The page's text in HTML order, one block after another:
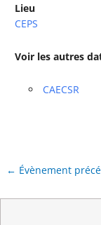
Lieu
CEPS
Voir les autres
CAECSR
← Évènement